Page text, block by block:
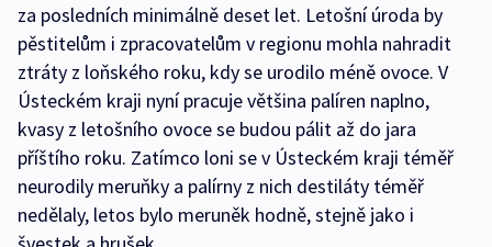
za posledních minimálně deset let. Letošní úroda by
pěstitelům i zpracovatelům v regionu mohla nahradit
ztráty z loňského roku, kdy se urodilo méně ovoce. V
Ústeckém kraji nyní pracuje většina palíren naplno,
kvasy z letošního ovoce se budou pálit až do jara
příštího roku. Zatímco loni se v Ústeckém kraji téměř
neurodily meruňky a palírny z nich destiláty téměř
nedělaly, letos bylo meruněk hodně, stejně jako i